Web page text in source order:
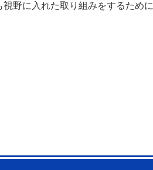
野に入れた取り組みをするために